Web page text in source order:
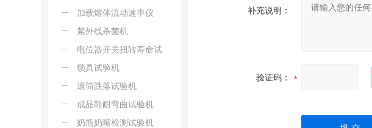
加载熔体流动速率仪
紫外线杀菌机
电位器开关扭转寿命试
验机
锁具试验机
滚筒跌落试验机
成品鞋耐弯曲试验机
奶瓶奶嘴检测试验机
补充说明：
验证码：